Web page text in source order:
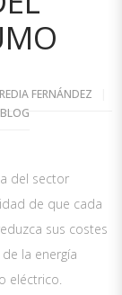
FERNÁNDEZ
BLOG
del sector
de que cada
sus costes
la energía
eléctrico.